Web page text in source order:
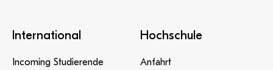
International
Incoming Studierende
Hochschule
Anfahrt